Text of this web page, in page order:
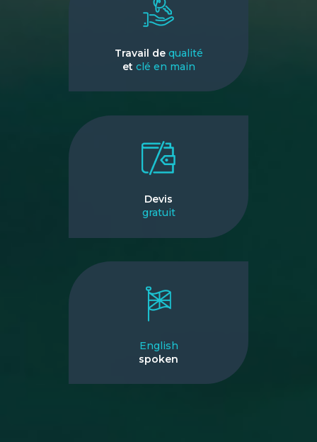
Travail de qualité
et clé en main
Devis
gratuit
English
spoken